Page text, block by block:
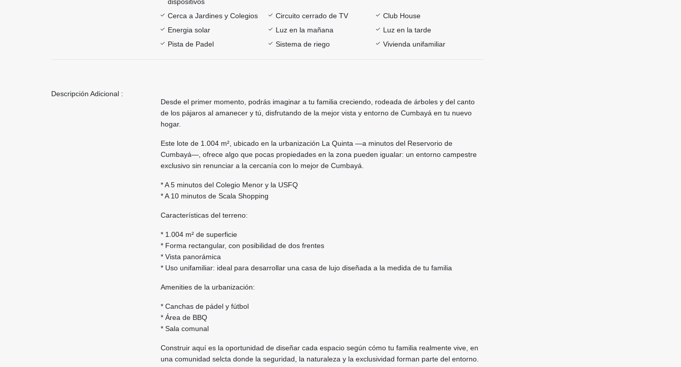
Cerca a Jardines y Colegios Circuito cerrado de TV
Club House
Energia solar
Luz en la mañana
Luz en la tarde
Pista de Padel
Sistema de riego Vivienda unifamiliar
Descripción Adicional :
Desde el primer momento, podrás imaginar a tu familia creciendo, rodeada de árboles y del canto
de los pájaros al amanecer y tú, disfrutando de la mejor vista y entorno de Cumbayá en tu nuevo
hogar.
Este lote de 1.004 m², ubicado en la urbanización La Quinta —a minutos del Reservorio de
Cumbayá—, ofrece algo que pocas propiedades en la zona pueden igualar: un entorno campestre
exclusivo sin renunciar a la cercanía con lo mejor de Cumbayá.
* A 5 minutos del Colegio Menor y la USFQ
* A 10 minutos de Scala Shopping
Características del terreno:
* 1.004 m² de superficie
* Forma rectangular, con posibilidad de dos frentes
* Vista panorámica
* Uso unifamiliar: ideal para desarrollar una casa de lujo diseñada a la medida de tu familia
Amenities de la urbanización:
* Canchas de pádel y fútbol
* Área de BBQ
* Sala comunal
Construir aquí es la oportunidad de diseñar cada espacio según cómo tu familia realmente vive, en
una comunidad selcta donde la seguridad, la naturaleza y la exclusividad forman parte del entorno.